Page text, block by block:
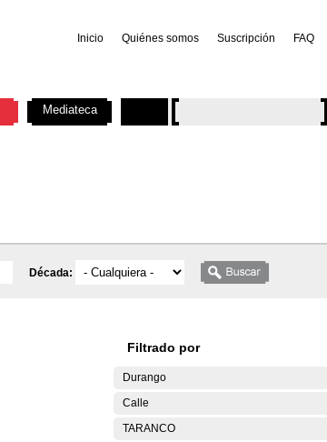
Inicio Quiénes somos Suscripción FAQ
Década:
Filtrado por
Durango
Calle
TARANCO
Mediateca